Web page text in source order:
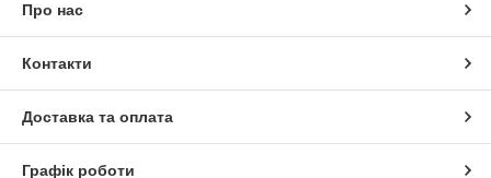
Про нас
Контакти
Доставка та оплата
Графік роботи